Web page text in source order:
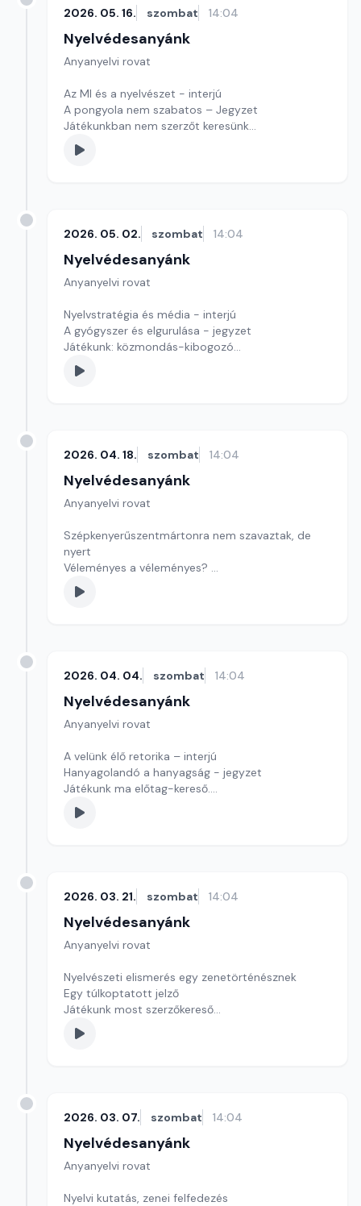
2026. 05. 16. szombat 14:04
Nyelvédesanyánk
Anyanyelvi rovat
Az MI és a nyelvészet - interjú
A pongyola nem szabatos – Jegyzet
Játékunkban nem szerzőt keresünk
Szerkesztő: Nagy György András
2026. 05. 02. szombat 14:04
Nyelvédesanyánk
Anyanyelvi rovat
Nyelvstratégia és média - interjú
A gyógyszer és elgurulása - jegyzet
Játékunk: közmondás-kibogozó
Szerkesztő: Nagy György András
2026. 04. 18. szombat 14:04
Nyelvédesanyánk
Anyanyelvi rovat
Szépkenyerűszentmártonra nem szavaztak, de
nyert
Véleményes a véleményes?
Játékunk szerzőkereső
Szerkesztő: Nagy György András
2026. 04. 04. szombat 14:04
Nyelvédesanyánk
Anyanyelvi rovat
A velünk élő retorika – interjú
Hanyagolandó a hanyagság - jegyzet
Játékunk ma előtag-kereső.
Szerkesztő: Nagy György András
2026. 03. 21. szombat 14:04
Nyelvédesanyánk
Anyanyelvi rovat
Nyelvészeti elismerés egy zenetörténésznek
Egy túlkoptatott jelző
Játékunk most szerzőkereső
Szerkesztő: Nagy György András
2026. 03. 07. szombat 14:04
Nyelvédesanyánk
Anyanyelvi rovat
Nyelvi kutatás, zenei felfedezés